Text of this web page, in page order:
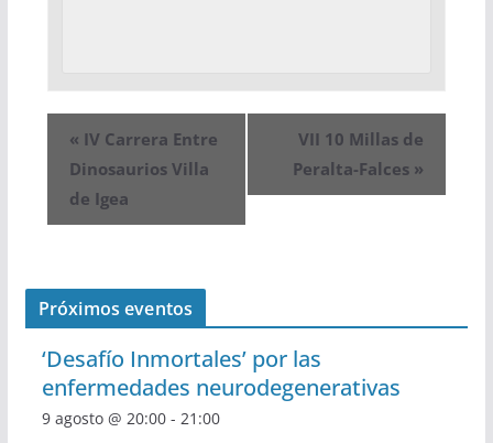
« IV Carrera Entre
Dinosaurios Villa
de Igea
VII 10 Millas de
Peralta-Falces »
Próximos eventos
‘Desafío Inmortales’ por las
enfermedades neurodegenerativas
9 agosto @ 20:00- 21:00